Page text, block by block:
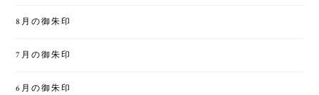
8月の御朱印
7月の御朱印
6月の御朱印